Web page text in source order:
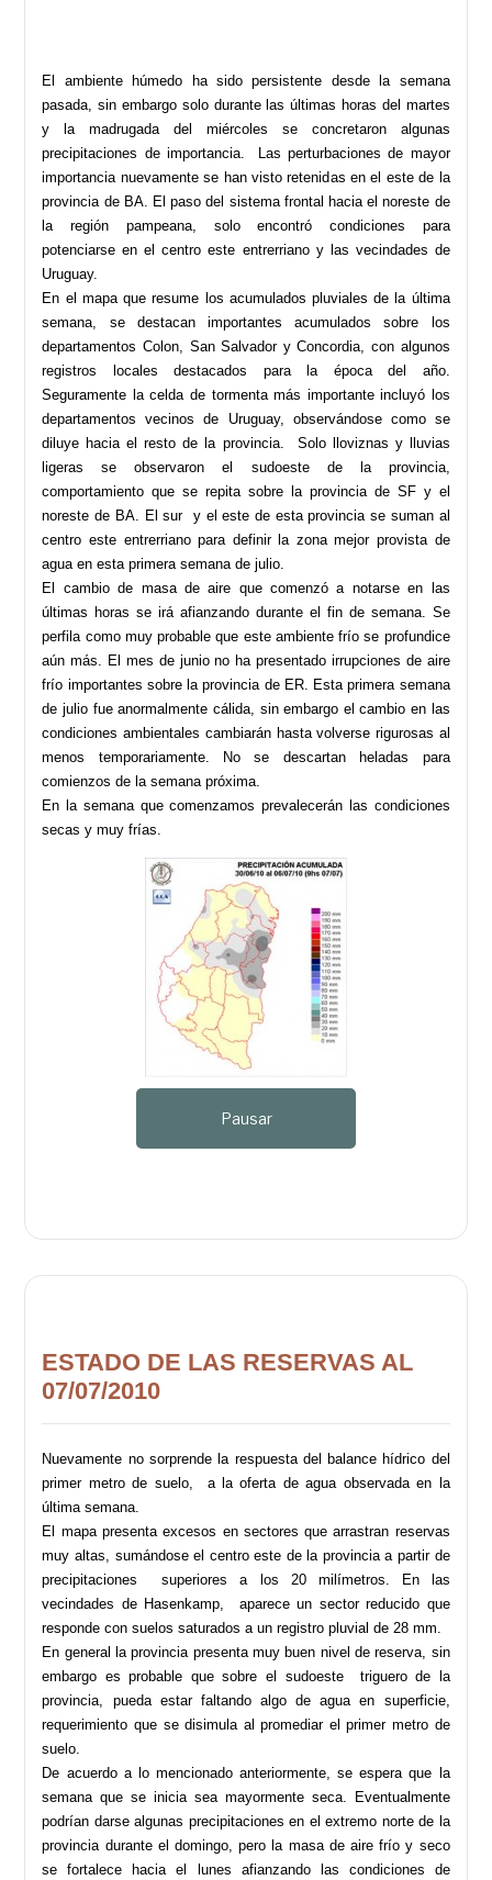
El ambiente húmedo ha sido persistente desde la semana
pasada, sin embargo solo durante las últimas horas del martes
y la madrugada del miércoles se concretaron algunas
precipitaciones de importancia. Las perturbaciones de mayor
importancia nuevamente se han visto retenidas en el este de la
provincia de BA. El paso del sistema frontal hacia el noreste de
la región pampeana, solo encontró condiciones para
potenciarse en el centro este entrerriano y las vecindades de
Uruguay.
En el mapa que resume los acumulados pluviales de la última
semana, se destacan importantes acumulados sobre los
departamentos Colon, San Salvador y Concordia, con algunos
registros locales destacados para la época del año.
Seguramente la celda de tormenta más importante incluyó los
departamentos vecinos de Uruguay, observándose como se
diluye hacia el resto de la provincia. Solo lloviznas y lluvias
ligeras se observaron el sudoeste de la provincia,
comportamiento que se repita sobre la provincia de SF y el
noreste de BA. El sur y el este de esta provincia se suman al
centro este entrerriano para definir la zona mejor provista de
agua en esta primera semana de julio.
El cambio de masa de aire que comenzó a notarse en las
últimas horas se irá afianzando durante el fin de semana. Se
perfila como muy probable que este ambiente frío se profundice
aún más. El mes de junio no ha presentado irrupciones de aire
frío importantes sobre la provincia de ER. Esta primera semana
de julio fue anormalmente cálida, sin embargo el cambio en las
condiciones ambientales cambiarán hasta volverse rigurosas al
menos temporariamente. No se descartan heladas para
comienzos de la semana próxima.
En la semana que comenzamos prevalecerán las condiciones
secas y muy frías.
Pausar
ESTADO DE LAS RESERVAS AL
07/07/2010
Nuevamente no sorprende la respuesta del balance hídrico del
primer metro de suelo, a la oferta de agua observada en la
última semana.
El mapa presenta excesos en sectores que arrastran reservas
muy altas, sumándose el centro este de la provincia a partir de
precipitaciones superiores a los 20 milímetros. En las
vecindades de Hasenkamp, aparece un sector reducido que
responde con suelos saturados a un registro pluvial de 28 mm.
En general la provincia presenta muy buen nivel de reserva, sin
embargo es probable que sobre el sudoeste triguero de la
provincia, pueda estar faltando algo de agua en superficie,
requerimiento que se disimula al promediar el primer metro de
suelo.
De acuerdo a lo mencionado anteriormente, se espera que la
semana que se inicia sea mayormente seca. Eventualmente
podrían darse algunas precipitaciones en el extremo norte de la
provincia durante el domingo, pero la masa de aire frío y seco
se fortalece hacia el lunes afianzando las condiciones de